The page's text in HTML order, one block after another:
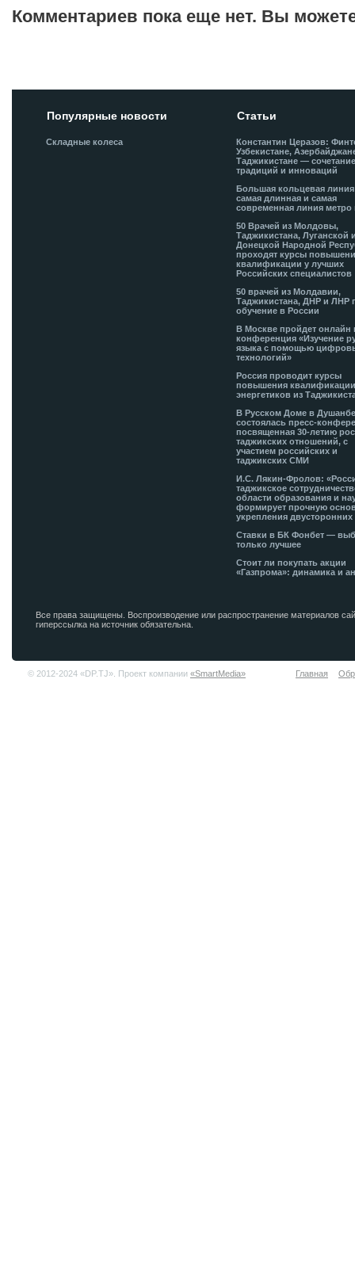
Комментариев пока еще нет. Вы
Популярные новости
Складные колеса
Статьи
Константин Церазов:
Узбекистане,
Таджикистане —
традиций и инноваций
Большая кольцевая
самая длинная и самая
современная линия метро
50 Врачей из Молдовы,
Таджикистана, Луганской
Донецкой Народной
проходят курсы
квалификации у лучших
Российских специалистов
50 врачей из Молдавии,
Таджикистана, ДНР и ЛНР
обучение в России
В Москве пройдет онлайн
конференция «Изучение
языка с помощью
технологий»
Россия проводит курсы
повышения
энергетиков из
В Русском Доме в
состоялась пресс-
посвященная 30-летию
таджикских отношений, с
участием российских и
таджикских СМИ
И.С. Лякин-Фролов:
таджикское
области образования и
формирует прочную
укрепления двусторонних
Ставки в БК Фонбет —
только лучшее
Стоит ли покупать акции
«Газпрома»: динамика и
Все права защищены. Воспроизводение или распространение материалов
гиперссылка на источник обязательна.
© 2012-2024 «DP.TJ». Проект компании «SmartMedia» Главная